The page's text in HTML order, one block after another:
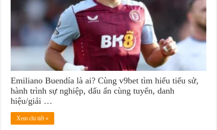
Emiliano Buendía là ai? Cùng v9bet tìm hiểu tiểu sử,
hành trình sự nghiệp, dấu ấn cùng tuyển, danh
hiệu/giải …
Xem chi tiết »